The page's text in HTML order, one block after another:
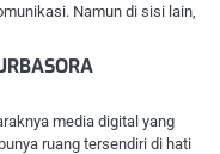
Namun di sisi lain,
media digital yang
ruang tersendiri di hati